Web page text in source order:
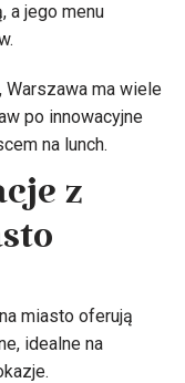
a jego menu
Warszawa ma wiele
po innowacyjne
na lunch.
z
miasto oferują
idealne na